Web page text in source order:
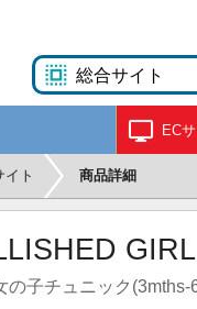
EC
イト 商品詳細
の子チュニック(3mths-